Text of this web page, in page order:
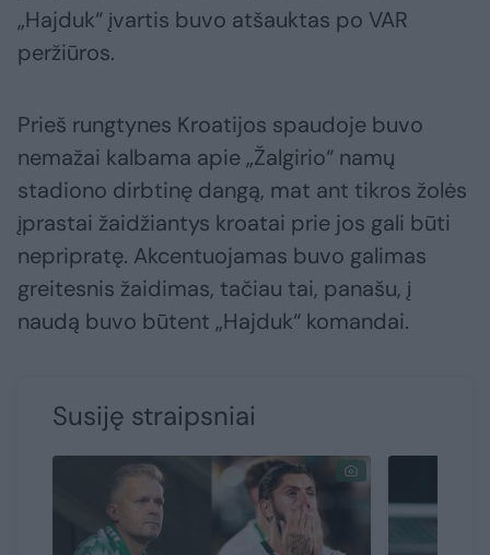
„Hajduk“ įvartis buvo atšauktas po VAR
peržiūros.
Prieš rungtynes Kroatijos spaudoje buvo
nemažai kalbama apie „Žalgirio“ namų
stadiono dirbtinę dangą, mat ant tikros žolės
įprastai žaidžiantys kroatai prie jos gali būti
nepripratę. Akcentuojamas buvo galimas
greitesnis žaidimas, tačiau tai, panašu, į
naudą buvo būtent „Hajduk“ komandai.
Susiję straipsniai